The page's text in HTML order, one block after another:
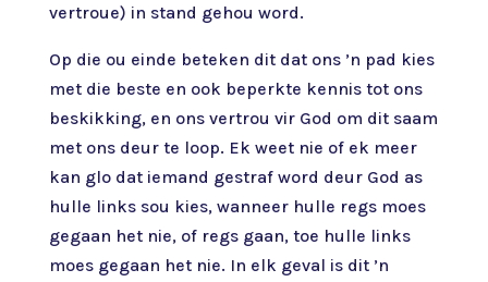
vertroue) in stand gehou word.
Op die ou einde beteken dit dat ons ’n pad kies
met die beste en ook beperkte kennis tot ons
beskikking, en ons vertrou vir God om dit saam
met ons deur te loop. Ek weet nie of ek meer
kan glo dat iemand gestraf word deur God as
hulle links sou kies, wanneer hulle regs moes
gegaan het nie, of regs gaan, toe hulle links
moes gegaan het nie. In elk geval is dit ’n